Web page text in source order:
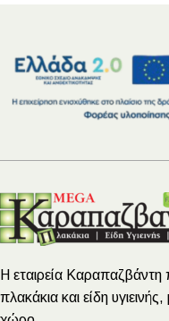
Η εταιρεία
πλακάκια και είδη